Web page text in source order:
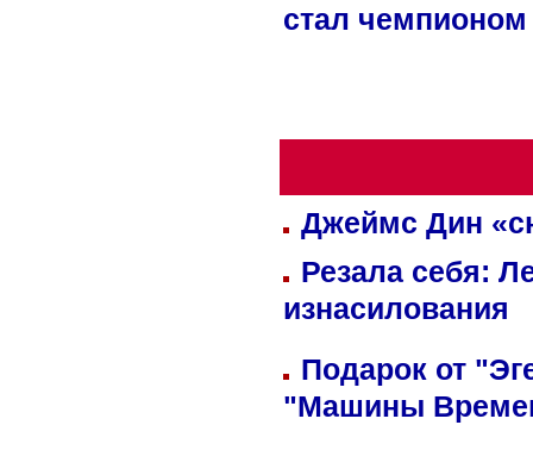
стал
Джеймс Дин
Резала себя:
изнасилования
Подарок от
"Машины